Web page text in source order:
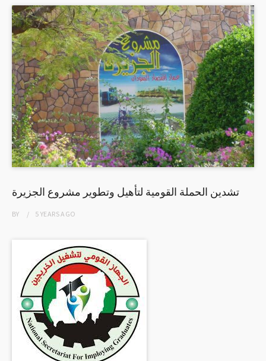
تشدين الحملة القومية لتأهيل وتطوير مشروع الجزيرة
BY 5 YEARSAGO